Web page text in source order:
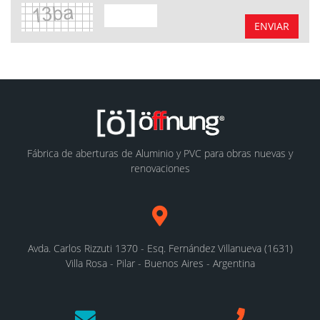
ENVIAR
Fábrica de aberturas de Aluminio y PVC para obras nuevas y
renovaciones
Avda. Carlos Rizzuti 1370 - Esq. Fernández Villanueva (1631)
Villa Rosa - Pilar - Buenos Aires - Argentina